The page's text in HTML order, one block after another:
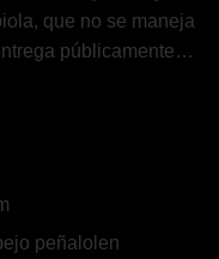
que no se maneja
públicamente…
peñalolen